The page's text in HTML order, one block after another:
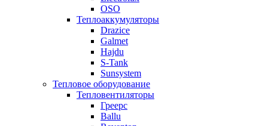
OSO
Теплоаккумуляторы
Drazice
Galmet
Hajdu
S-Tank
Sunsystem
Тепловое оборудование
Тепловентиляторы
Греерс
Ballu